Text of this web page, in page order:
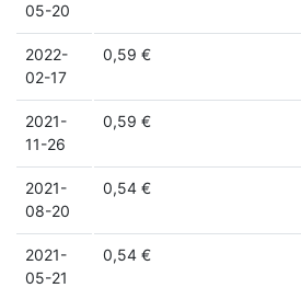
05-20
2022-
02-17
0,59 €
2021-
11-26
0,59 €
2021-
08-20
0,54 €
2021-
05-21
0,54 €